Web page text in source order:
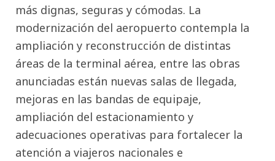
más dignas, seguras y cómodas. La
modernización del aeropuerto contempla la
ampliación y reconstrucción de distintas
áreas de la terminal aérea, entre las obras
anunciadas están nuevas salas de llegada,
mejoras en las bandas de equipaje,
ampliación del estacionamiento y
adecuaciones operativas para fortalecer la
atención a viajeros nacionales e